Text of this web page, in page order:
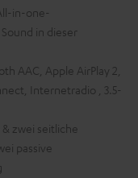
in-one-
in dieser
AAC, Apple AirPlay 2,
Internetradio , 3.5-
zwei seitliche
passive